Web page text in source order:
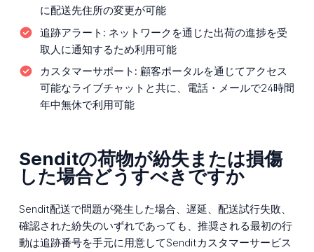
に配送先住所の変更が可能
追跡アラート: ネットワークを通じた出荷の進捗を受
取人に通知するため利用可能
カスタマーサポート: 顧客ポータルを通じてアクセス
可能なライブチャットと共に、電話・メールで24時間
年中無休で利用可能
Senditの荷物が紛失または損傷
した場合どうすべきですか
Sendit配送で問題が発生した場合、遅延、配送試行失敗、
確認された紛失のいずれであっても、推奨される最初の行
動は追跡番号を手元に用意してSenditカスタマーサービス